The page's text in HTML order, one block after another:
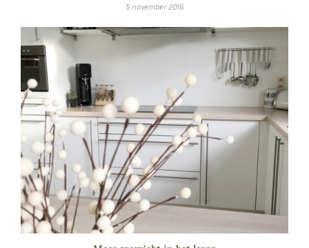
5 november 2016